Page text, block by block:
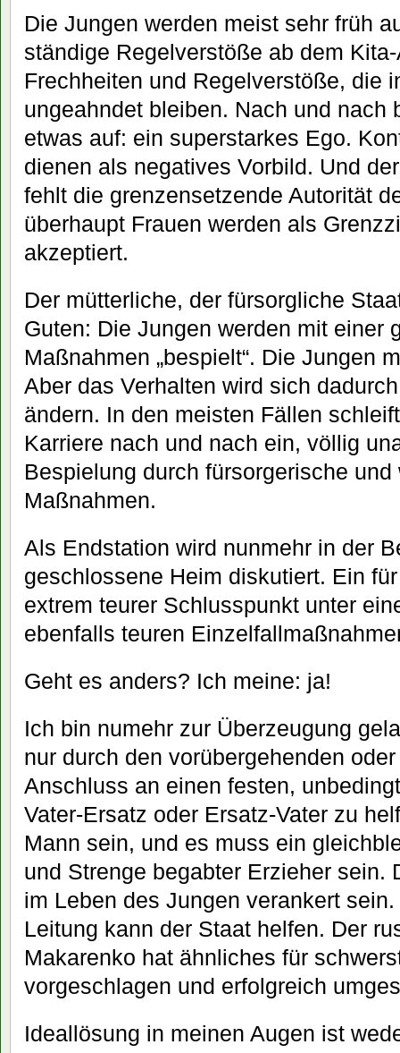
Die Jungen werden meist sehr früh
ständige Regelverstöße ab dem
Frechheiten und Regelverstöße, die
ungeahndet bleiben. Nach und nach
etwas auf: ein superstarkes Ego.
dienen als negatives Vorbild. Und
fehlt die grenzensetzende Autorität
überhaupt Frauen werden als
akzeptiert.
Der mütterliche, der fürsorgliche
Guten: Die Jungen werden mit einer
Maßnahmen „bespielt“. Die Jungen
Aber das Verhalten wird sich
ändern. In den meisten Fällen
Karriere nach und nach ein, völlig
Bespielung durch fürsorgerische
Maßnahmen.
Als Endstation wird nunmehr in der
geschlossene Heim diskutiert. Ein
extrem teurer Schlusspunkt unter
ebenfalls teuren
Geht es anders? Ich meine: ja!
Ich bin numehr zur Überzeugung
nur durch den vorübergehenden
Anschluss an einen festen,
Vater-Ersatz oder Ersatz-Vater zu
Mann sein, und es muss ein
und Strenge begabter Erzieher sein.
im Leben des Jungen verankert
Leitung kann der Staat helfen. Der
Makarenko hat ähnliches für
vorgeschlagen und erfolgreich
Ideallösung in meinen Augen ist